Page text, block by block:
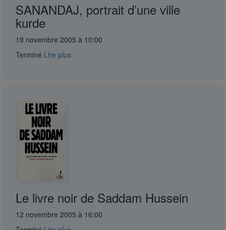
SANANDAJ, portrait d’une ville
kurde
19 novembre 2005 à 10:00
Terminé Lire plus
Le livre noir de Saddam Hussein
12 novembre 2005 à 16:00